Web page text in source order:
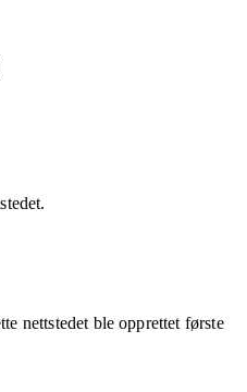
nettstedet ble opprettet første